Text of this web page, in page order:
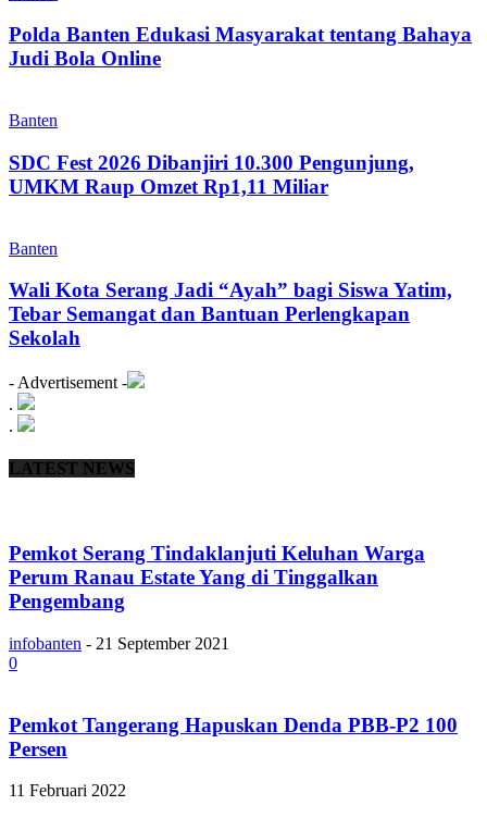
Polda Banten Edukasi Masyarakat tentang Bahaya
Judi Bola Online
Banten
SDC Fest 2026 Dibanjiri 10.300 Pengunjung,
UMKM Raup Omzet Rp1,11 Miliar
Banten
Wali Kota Serang Jadi “Ayah” bagi Siswa Yatim,
Tebar Semangat dan Bantuan Perlengkapan
Sekolah
- Advertisement -
.
.
LATEST NEWS
Pemkot Serang Tindaklanjuti Keluhan Warga
Perum Ranau Estate Yang di Tinggalkan
Pengembang
infobanten - 21 September 2021
0
Pemkot Tangerang Hapuskan Denda PBB-P2 100
Persen
11 Februari 2022